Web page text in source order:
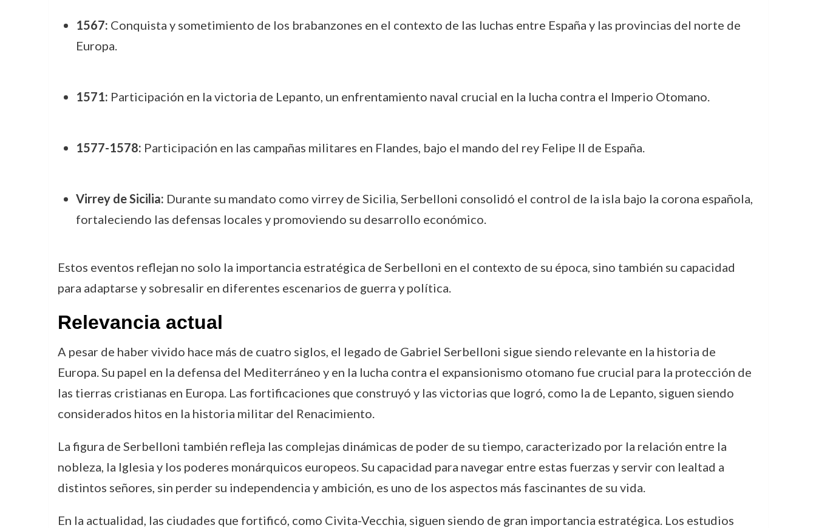
1567: Conquista y sometimiento de los brabanzones en el contexto de las luchas entre España y las provincias del norte de
Europa.
1571: Participación en la victoria de Lepanto, un enfrentamiento naval crucial en la lucha contra el Imperio Otomano.
1577-1578: Participación en las campañas militares en Flandes, bajo el mando del rey Felipe II de España.
Virrey de Sicilia: Durante su mandato como virrey de Sicilia, Serbelloni consolidó el control de la isla bajo la corona española,
fortaleciendo las defensas locales y promoviendo su desarrollo económico.
Estos eventos reflejan no solo la importancia estratégica de Serbelloni en el contexto de su época, sino también su capacidad
para adaptarse y sobresalir en diferentes escenarios de guerra y política.
Relevancia actual
A pesar de haber vivido hace más de cuatro siglos, el legado de Gabriel Serbelloni sigue siendo relevante en la historia de
Europa. Su papel en la defensa del Mediterráneo y en la lucha contra el expansionismo otomano fue crucial para la protección de
las tierras cristianas en Europa. Las fortificaciones que construyó y las victorias que logró, como la de Lepanto, siguen siendo
considerados hitos en la historia militar del Renacimiento.
La figura de Serbelloni también refleja las complejas dinámicas de poder de su tiempo, caracterizado por la relación entre la
nobleza, la Iglesia y los poderes monárquicos europeos. Su capacidad para navegar entre estas fuerzas y servir con lealtad a
distintos señores, sin perder su independencia y ambición, es uno de los aspectos más fascinantes de su vida.
En la actualidad, las ciudades que fortificó, como Civita-Vecchia, siguen siendo de gran importancia estratégica. Los estudios